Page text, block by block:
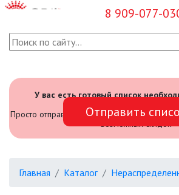
8 909-077-
О
У вас есть готовый список
Просто отправьте его нам и мы посчитаем
возможных скидок
Отправить
Главная Каталог